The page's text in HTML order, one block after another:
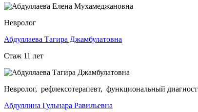
Невролог
Абдуллаева Тагира Джамбулатовна
Стаж 11 лет
Невролог, рефлексотерапевт, функциональный диагност
Абдуллина Гульнара Равильевна